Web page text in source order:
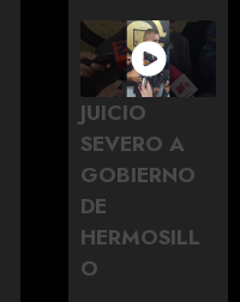
JUICIO
SEVERO A
GOBIERNO
DE
HERMOSILL
O